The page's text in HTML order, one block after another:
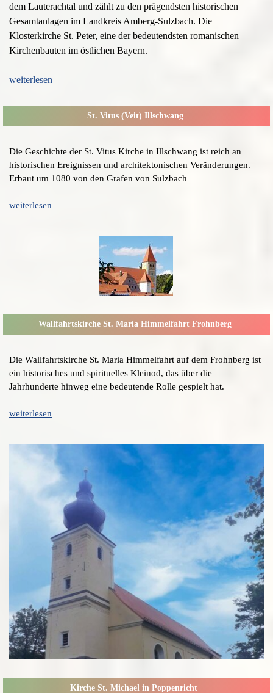
dem Lauterachtal und zählt zu den prägendsten historischen
Gesamtanlagen im Landkreis Amberg-Sulzbach. Die
Klosterkirche St. Peter, eine der bedeutendsten romanischen
Kirchenbauten im östlichen Bayern.
weiterlesen
St. Vitus (Veit) Illschwang
Die Geschichte der St. Vitus Kirche in Illschwang ist reich an
historischen Ereignissen und architektonischen Veränderungen.
Erbaut um 1080 von den Grafen von Sulzbach
weiterlesen
Wallfahrtskirche St. Maria Himmelfahrt Frohnberg
Die Wallfahrtskirche St. Maria Himmelfahrt auf dem Frohnberg ist
ein historisches und spirituelles Kleinod, das über die
Jahrhunderte hinweg eine bedeutende Rolle gespielt hat.
weiterlesen
Kirche St. Michael in Poppenricht